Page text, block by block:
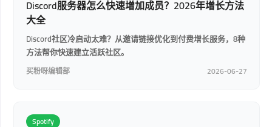
Discord服务器怎么快速增加成员？2026年增长方法
大全
Discord社区冷启动太难？从邀请链接优化到付费增长服务，8种
方法帮你快速建立活跃社区。
买粉呀编辑部 2026-06-27
Spotify